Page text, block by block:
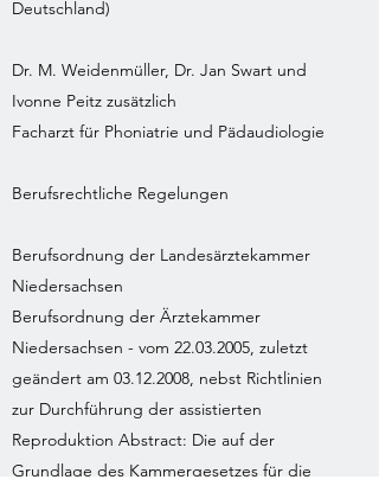
Deutschland)
Dr. M. Weidenmüller, Dr. Jan Swart und
Ivonne Peitz zusätzlich
Facharzt für Phoniatrie und Pädaudiologie
Berufsrechtliche Regelungen
Berufsordnung der Landesärztekammer
Niedersachsen
Berufsordnung der Ärztekammer
Niedersachsen - vom 22.03.2005, zuletzt
geändert am 03.12.2008, nebst Richtlinien
zur Durchführung der assistierten
Reproduktion Abstract: Die auf der
Grundlage des Kammergesetzes für die